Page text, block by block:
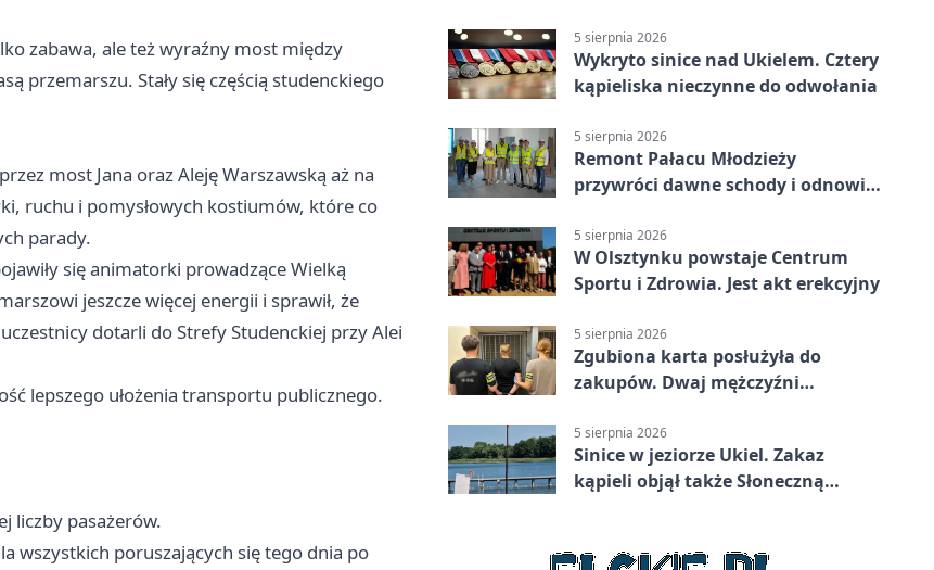
zabawa, ale też wyraźny most między
przemarszu. Stały się częścią studenckiego
most Jana oraz Aleję Warszawską aż na
ruchu i pomysłowych kostiumów, które co
parady.
się animatorki prowadzące Wielką
jeszcze więcej energii i sprawił, że
dotarli do Strefy Studenckiej przy Alei
lepszego ułożenia transportu publicznego.
liczby pasażerów.
wszystkich poruszających się tego dnia po
5 sierpnia 2026
Wykryto sinice nad Ukielem. Cztery
kąpieliska nieczynne do odwołania
5 sierpnia 2026
Remont Pałacu Młodzieży
przywróci dawne schody i odnowi
5 sierpnia 2026
W Olsztynku powstaje Centrum
Sportu i Zdrowia. Jest akt erekcyjny
5 sierpnia 2026
Zgubiona karta posłużyła do
zakupów. Dwaj mężczyźni
5 sierpnia 2026
Sinice w jeziorze Ukiel. Zakaz
kąpieli objął także Słoneczną